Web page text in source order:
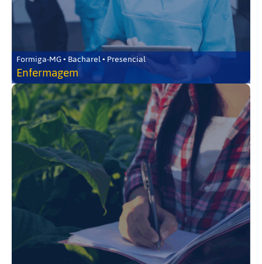
Formiga-MG • Bacharel • Presencial
Enfermagem